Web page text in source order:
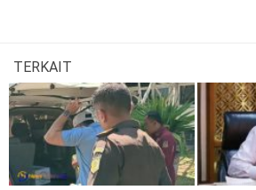
TERKAIT